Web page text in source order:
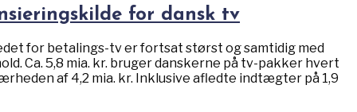
for dansk tv
for betalings-tv er fortsat størst og samtidig med
Ca. 5,8 mia. kr. bruger danskerne på tv-pakker hvert
af 4,2 mia. kr. Inklusive afledte indtægter på 1,9